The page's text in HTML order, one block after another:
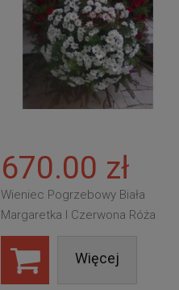
670.00 zł
Wieniec Pogrzebowy Biała
Margaretka I Czerwona Róża
Więcej